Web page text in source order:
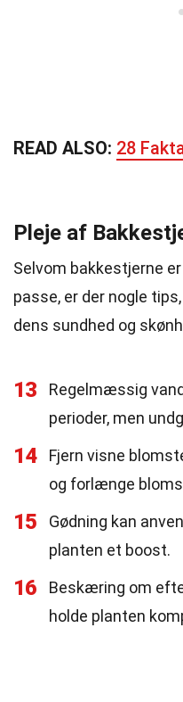
READ ALSO: 28
Pleje af
Selvom bakkestjerne
passe, er der nogle
dens sundhed og
13
Regelmæssig
perioder, men
14
Fjern visne
og forlænge
15
Gødning kan
planten et boost.
16
Beskæring om
holde planten